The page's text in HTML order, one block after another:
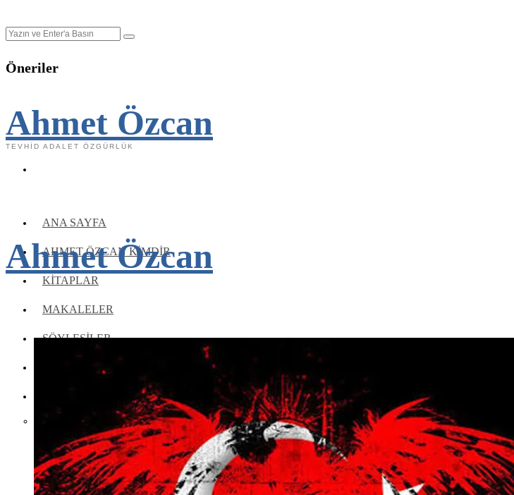
Öneriler
Ahmet Özcan
TEVHID ADALET ÖZGÜRLÜK
ANA SAYFA
AHMET ÖZCAN KIMDIR
KITAPLAR
MAKALELER
SÖYLEŞILER
Ahmet Özcan